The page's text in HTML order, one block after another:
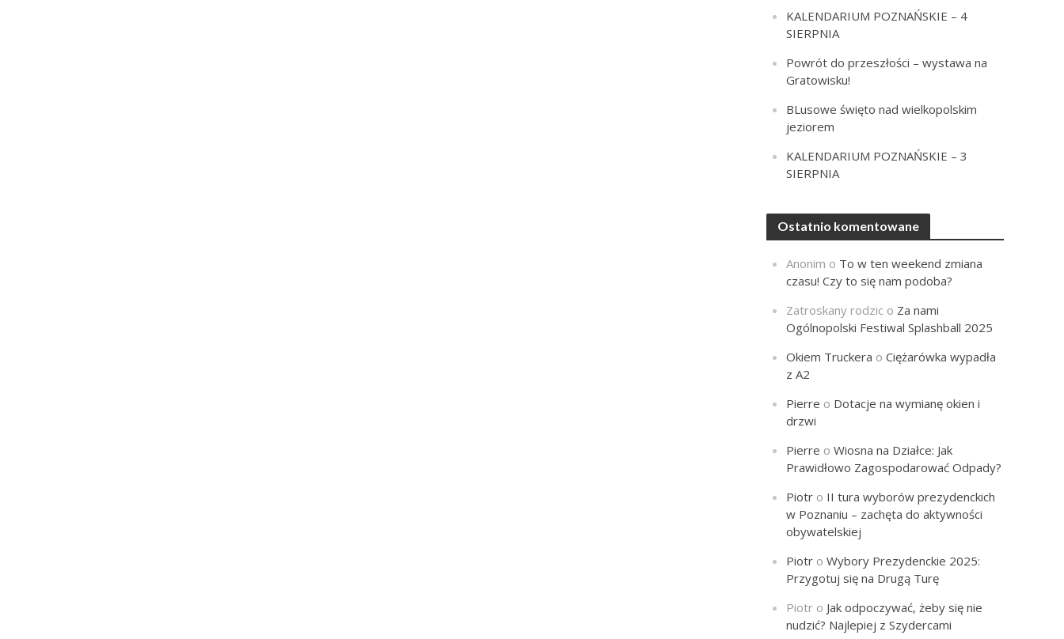
KALENDARIUM POZNAŃSKIE – 4
SIERPNIA
Powrót do przeszłości – wystawa na
Gratowisku!
BLusowe święto nad wielkopolskim
jeziorem
KALENDARIUM POZNAŃSKIE – 3
SIERPNIA
Ostatnio komentowane
Anonim o To w ten weekend zmiana
czasu! Czy to się nam podoba?
Zatroskany rodzic o Za nami
Ogólnopolski Festiwal Splashball 2025
Okiem Truckera oCiężarówka wypadła
z A2
Pierre o Dotacje na wymianę okien i
drzwi
Pierre oWiosna na Działce: Jak
Prawidłowo Zagospodarować Odpady?
Piotr o II tura wyborów prezydenckich
w Poznaniu – zachęta do aktywności
obywatelskiej
Piotr oWybory Prezydenckie 2025:
Przygotuj się na Drugą Turę
Piotr o Jak odpoczywać, żeby się nie
nudzić? Najlepiej z Szydercami